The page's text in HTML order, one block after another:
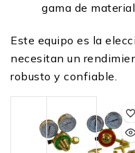
gama de
Este equipo es la
necesitan un
robusto y confiable.